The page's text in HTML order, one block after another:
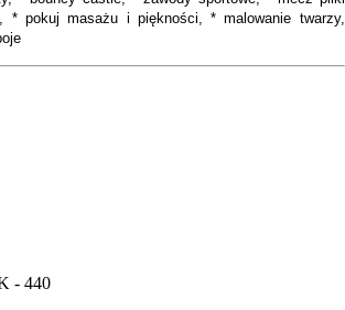
*pokuj masażu i piękności, * malowanie twarzy,